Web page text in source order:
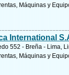
Máquinas y
International
552 - Breña - Lima,
Máquinas y